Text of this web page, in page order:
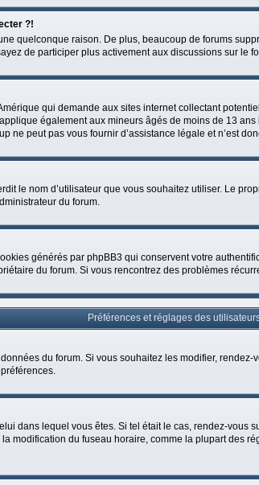
?!
quelconque raison. De plus, beaucoup de forums
de participer plus activement aux discussions sur le
qui demande aux sites internet collectant
également aux mineurs âgés de moins de 13
peut pas vous fournir d’assistance légale et n’est
le nom d’utilisateur que vous souhaitez utiliser. Le
du forum.
générés par phpBB3 qui conservent votre
du forum. Si vous rencontrez des problèmes
Préférences et réglages des
du forum. Si vous souhaitez les modifier,
dans lequel vous êtes. Si tel était le cas, rendez-
du fuseau horaire, comme la plupart des